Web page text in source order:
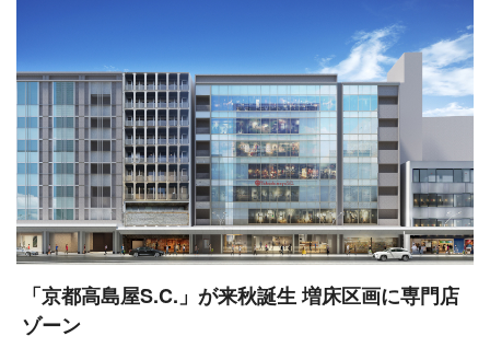
「京都高島屋S.C.」が来秋誕生 増床区画に専門店
ゾーン